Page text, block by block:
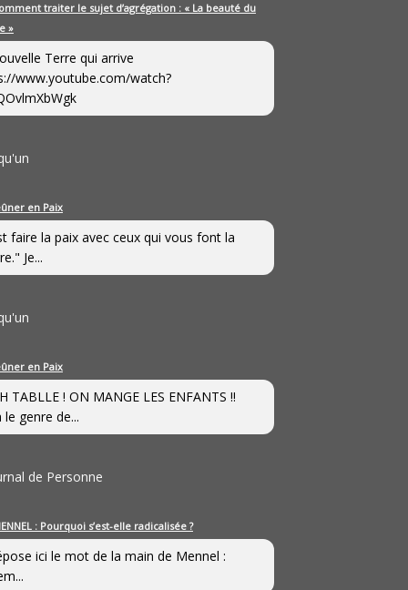
traiter le sujet d’agrégation : « La beauté du
»
Terre qui arrive
www.youtube.com/watch?
en Paix
faire la paix avec ceux qui vous font la
Je...
en Paix
TABLLE ! ON MANGE LES ENFANTS !!
le genre de...
de Personne
: Pourquoi s’est-elle radicalisée ?
ici le mot de la main de Mennel :